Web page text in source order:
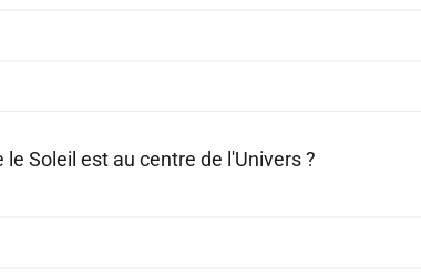
Soleil est au centre de l'Univers ?